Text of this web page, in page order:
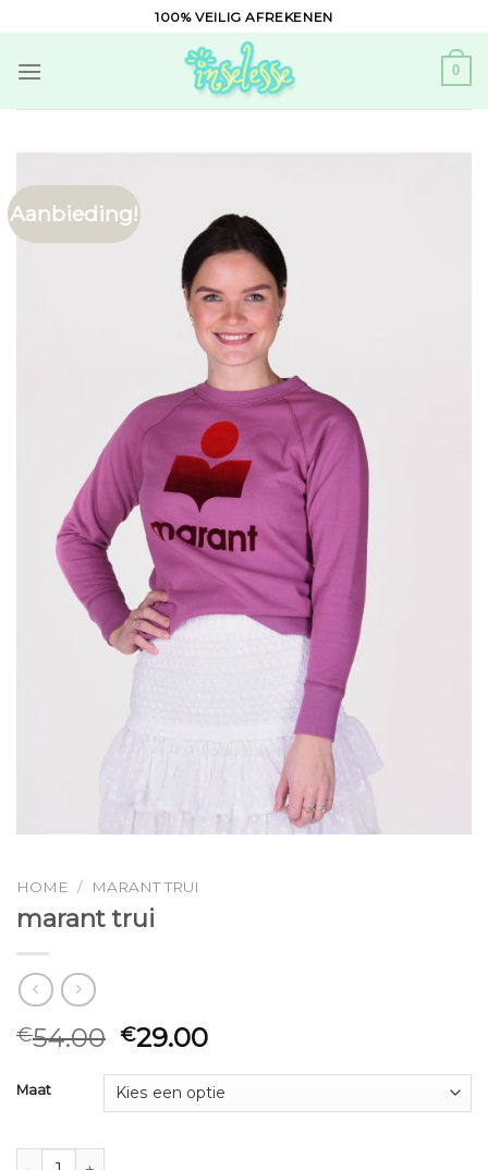
to
content
100% VEILIG AFREKENEN
0
Aanbieding!
HOME / MARANT TRUI
marant trui
€54.00 €29.00
Maat
marant trui aantal